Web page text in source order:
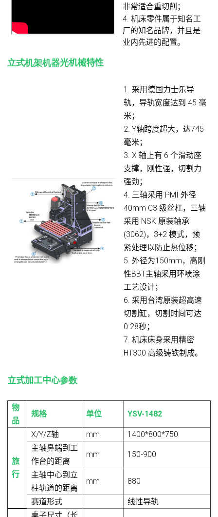
非常适合重切削；
4. 机床零件属于知名工
厂的知名品牌，并且是
业内先进的配置。
立式机架机器光机械特性
1. 采用德国力士乐导
轨，导轨宽度达到 45 毫
米；
2. Y轴跨度超大，达745
毫米；
3. X 轴上有 6 个滑动座
支撑，刚性强，切割力
强劲；
4. 三轴采用 PMI 外径
40mm C3 级丝杠，三轴
采用 NSK 原装轴承
(3062)，3+2 模式，预
紧处理以防止热位移；
5. 外径为150mm，高刚
性BBT主轴采用环喷涂
工艺设计；
6. 采用台湾原装超高速
切割缸，切割时间可达
0.28秒；
7. 机床床身采用精密
HT300 高级铸铁制成。
立式加工中心参数
物
品
规格 单位 YSV-1482
旅
行
X/Y/Z轴 mm
1400*800*750
主轴鼻端到工
作台的距离
mm 150-900
主轴中心到立
柱轨道的距离
mm 880
赛道形式
线性导轨